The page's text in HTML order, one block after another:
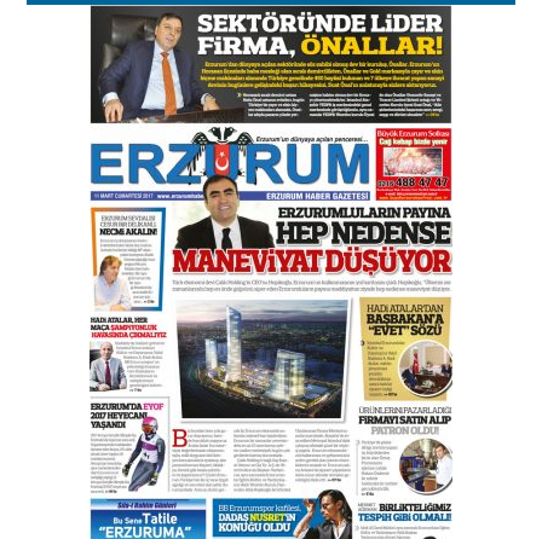
Murat Şahsuvaroğlu ERKON’da
çıtayı yukarı taşırken,
yönetimdekiler aşağı
çekmemeli!
17 Şubat 2026 SalıOrhan BOZKURT
Bir fotoğraf, bir şehir, bir
gazeteci… Dizginler kimin
elinde?
31 Mart 2026 Salı
A. Berhan Yılmaz
BİR BÖLÜM DEĞİL, BİR ÖMÜR
SEÇİYORSUNUZ… “NEDEN
ATATÜRK ÜNİVERSİTESİ?”
28 Temmuz 2026 Salı
Ahmet Gökhan YAZICI
Ahmed Yesevi’den bir Alperen…
”Reisimiz” idi… Hakka yürüdü.!
26 Mart 2026 Perşembe
Cem Bakırcı
Ardında bıraktığı hatıralarıyla
gönül adamı Faruk Terzioğlu!
13 Mayıs 2026 Çarşamba